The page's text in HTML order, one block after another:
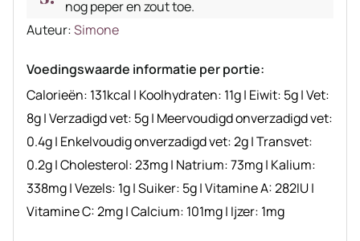
nog peper en zout toe.
Auteur
Auteur:Simone
Voedingswaarde informatie per portie:
Calorieën: 131kcal | Koolhydraten: 11g| Eiwit: 5g|Vet:
8g|Verzadigd vet: 5g| Meervoudigd onverzadigd vet:
0.4g| Enkelvoudig onverzadigd vet:2g|Transvet:
0.2g|Cholesterol:23mg| Natrium:73mg| Kalium:
338mg|Vezels: 1g|Suiker: 5g|Vitamine A:282IU|
Vitamine C:2mg|Calcium: 101mg| Ijzer: 1mg